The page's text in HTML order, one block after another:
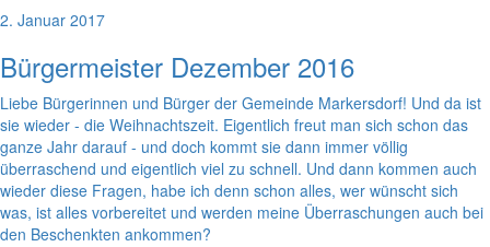
2. Januar 2017
Bürgermeister Dezember 2016
Liebe Bürgerinnen und Bürger der Gemeinde Markersdorf! Und da ist
sie wieder - die Weihnachtszeit. Eigentlich freut man sich schon das
ganze Jahr darauf - und doch kommt sie dann immer völlig
überraschend und eigentlich viel zu schnell. Und dann kommen auch
wieder diese Fragen, habe ich denn schon alles, wer wünscht sich
was, ist alles vorbereitet und werden meine Überraschungen auch bei
den Beschenkten ankommen?